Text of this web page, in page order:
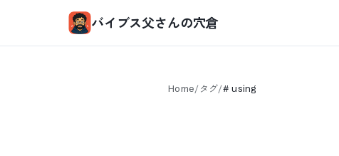
バイブス父さんの穴倉
Home/タグ/#using